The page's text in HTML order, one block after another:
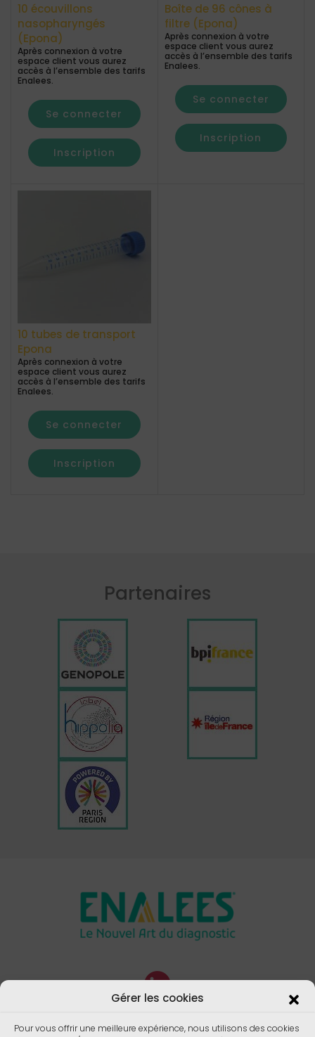
Gérer les cookies
Pour vous offrir une meilleure expérience, nous utilisons des cookies
10 écouvillons
nasopharyngés
(Epona)
Après connexion à votre
espace client vous aurez
accès à l’ensemble des tarifs
Enalees.
Se connecter
Inscription
Boîte de 96 cônes à
filtre (Epona)
Après connexion à votre
espace client vous aurez
accès à l’ensemble des tarifs
Enalees.
Se connecter
Inscription
10 tubes de transport
Epona
Après connexion à votre
espace client vous aurez
accès à l’ensemble des tarifs
Enalees.
Se connecter
Inscription
Partenaires